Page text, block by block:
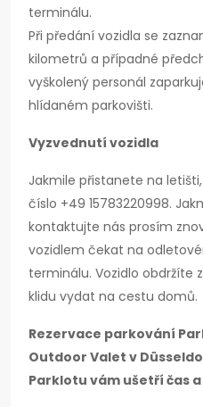
terminálu.
Při předání vozidla se
kilometrů a případné
vyškolený personál
hlídaném parkovišti.
Vyzvednutí vozidla
Jakmile přistanete na
číslo +49 15783220998.
kontaktujte nás prosím
vozidlem čekat na
terminálu. Vozidlo obdržíte
klidu vydat na cestu domů.
Rezervace parkování
Outdoor Valet v
Parklotu vám ušetří čas